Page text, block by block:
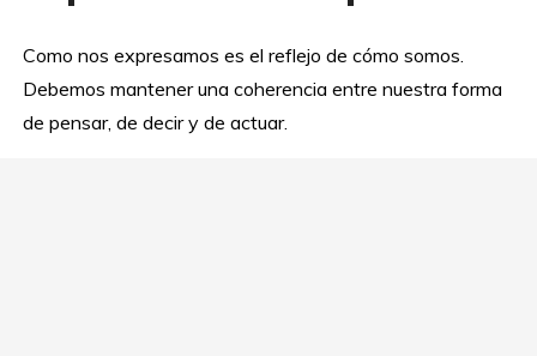
Como nos expresamos es el reflejo de cómo somos.
Debemos mantener una coherencia entre nuestra forma
de pensar, de decir y de actuar.